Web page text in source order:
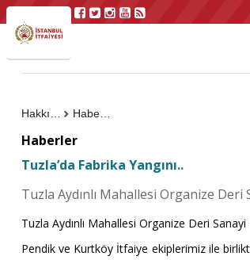
Haberler
Haberler
Tuzla’da Fabrika Yangını..
Tuzla Aydınlı Mahallesi Organize
Tuzla Aydınlı Mahallesi Organize Deri
Pendik ve Kurtköy İtfaiye ekiplerimiz ile